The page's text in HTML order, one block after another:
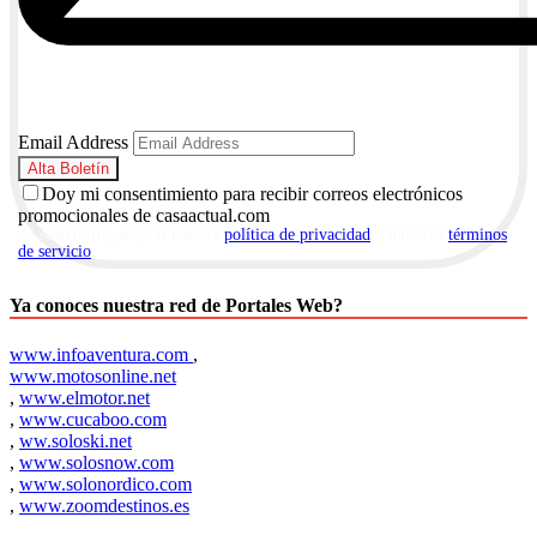
Email Address
Doy mi consentimiento para recibir correos electrónicos
promocionales de casaactual.com
política de privacidad
términos
de servicio
Ya conoces nuestra red de Portales Web?
www.infoaventura.com ,
www.motosonline.net
, www.elmotor.net
, www.cucaboo.com
, ww.soloski.net
, www.solosnow.com
, www.solonordico.com
, www.zoomdestinos.es